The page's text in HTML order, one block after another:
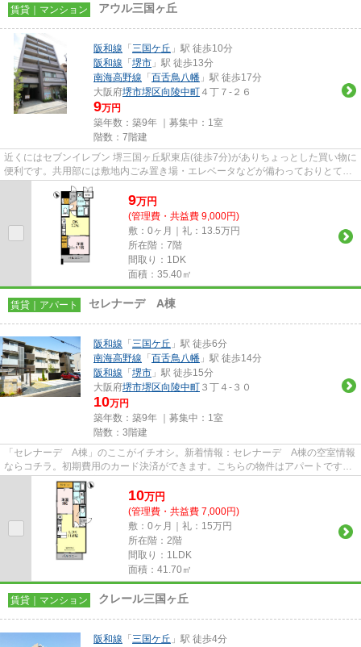
賃貸｜マンション アウル三国ヶ丘
阪和線 「 三国ケ丘 」駅 徒歩10分
阪和線 「 堺市 」駅 徒歩13分
南海高野線 「 百舌鳥八幡 」駅 徒歩17分
大阪府堺市堺区向陵中町 ４丁７-２６
9万円
築年数：築9年 ｜募集中： 1室
階数：7階建
近くにはセブンイレブン 堺三国ヶ丘駅東店(徒歩7分)がありちょっとした買い物に
便利です。共用部には敷地内ごみ置き場・エレベータなどが備わっておりとても
充実しています。築9年の物...
9万円
(管理費・共益費 9,000円)
敷：0ヶ月｜礼：13.5万円
所在階：7階
間取り：1DK
面積：35.40㎡
賃貸｜アパート セレナーデ A棟
阪和線 「 三国ケ丘 」駅 徒歩6分
南海高野線 「 百舌鳥八幡 」駅 徒歩14分
阪和線 「 堺市 」駅 徒歩15分
大阪府堺市堺区向陵中町 ３丁４-３０
10万円
築年数：築9年 ｜募集中： 1室
階数：3階建
「セレナーデ A棟」のここがイチオシ。新着情報：セレナーデ A棟の空室情報
ならコチラ。初期費用のカード決済ができます。こちらの物件はアパートです。
賃貸物件をお探しの方は、ぜ...
10万円
(管理費・共益費 7,000円)
敷：0ヶ月｜礼：15万円
所在階：2階
間取り：1LDK
面積：41.70㎡
賃貸｜マンション クレール三国ヶ丘
阪和線 「 三国ケ丘 」駅 徒歩4分